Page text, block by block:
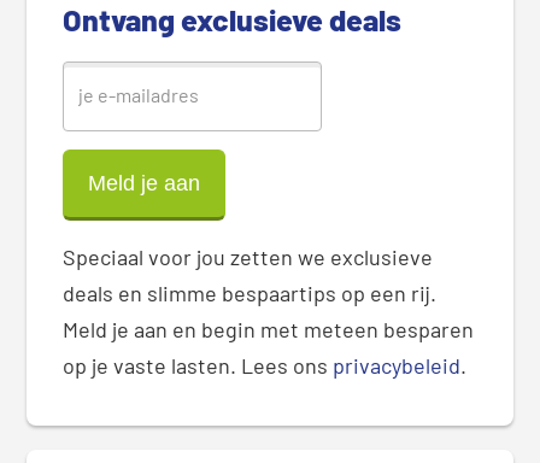
Ontvang exclusieve deals
Speciaal voor jou zetten we exclusieve
deals en slimme bespaartips op een rij.
Meld je aan en begin met meteen besparen
op je vaste lasten. Lees ons privacybeleid.